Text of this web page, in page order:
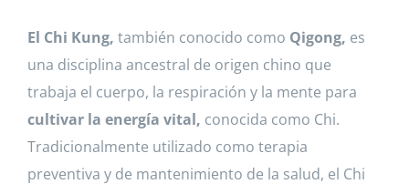
El Chi Kung, también conocido como Qigong, es
una disciplina ancestral de origen chino que
trabaja el cuerpo, la respiración y la mente para
cultivar la energía vital, conocida como Chi.
Tradicionalmente utilizado como terapia
preventiva y de mantenimiento de la salud, el Chi